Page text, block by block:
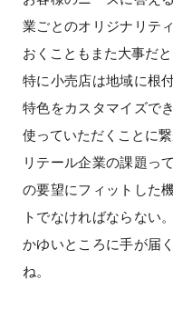
業ごとのオリジナリテ
おくこともまた大事だと
特に小売店は地域に根
特色をカスタマイズで
使っていただくことに繋
リテール企業の課題っ
の要望にフィットした
トでなければならない
かゆいところに手が届
ね。